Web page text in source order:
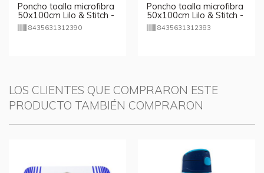
Poncho toalla microfibra
50x100cm Lilo & Stitch -
rosa8435631312390
Poncho toalla microfibra
50x100cm Lilo & Stitch -
azul8435631312383
LOS CLIENTES QUE COMPRARON ESTE
PRODUCTO TAMBIÉN COMPRARON